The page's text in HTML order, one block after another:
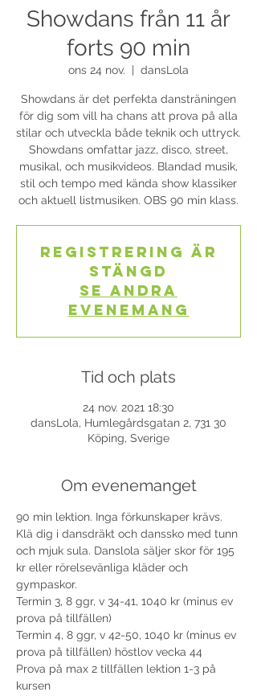
Showdans från 11 år
forts 90 min
ons 24 nov. dansLola
Showdans är det perfekta dansträningen
för dig som vill ha chans att prova på alla
stilar och utveckla både teknik och uttryck.
Showdans omfattar jazz, disco, street,
musikal, och musikvideos. Blandad musik,
stil och tempo med kända show klassiker
och aktuell listmusiken. OBS 90 min klass.
Registrering är
stängd
Se andra
evenemang
Tid och plats
24 nov. 2021 18:30
dansLola, Humlegårdsgatan 2, 731 30
Köping, Sverige
Om evenemanget
90 min lektion. Inga förkunskaper krävs.
Klä dig i dansdräkt och danssko med tunn
och mjuk sula. Danslola säljer skor för 195
kr eller rörelsevänliga kläder och
gympaskor.
Termin 3, 8 ggr, v 34-41, 1040 kr (minus ev
prova på tillfällen)
Termin 4, 8 ggr, v 42-50, 1040 kr (minus ev
prova på tillfällen) höstlov vecka 44
Prova på max 2 tillfällen lektion 1-3 på
kursen